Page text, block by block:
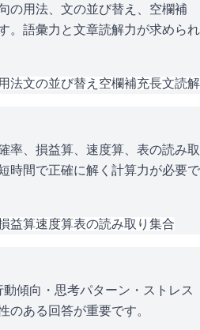
の用法、文の並び替え、空欄補
。語彙力と文章読解力が求められ
法文の並び替え 空欄補充長文読解
率、損益算、速度算、表の読み取
時間で正確に解く計算力が必要で
益算速度算表の読み取り 集合
傾向・思考パターン・ストレス
のある回答が重要です。